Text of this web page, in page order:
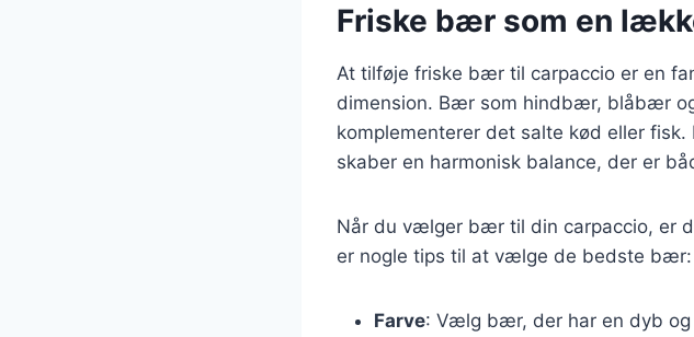
Friske bær som en
At tilføje friske bær til carpaccio er en
dimension. Bær som hindbær, blåbær
komplementerer det salte kød eller
skaber en harmonisk balance, der er
Når du vælger bær til din carpaccio, er
er nogle tips til at vælge de bedste bær:
Farve: Vælg bær, der har en dyb